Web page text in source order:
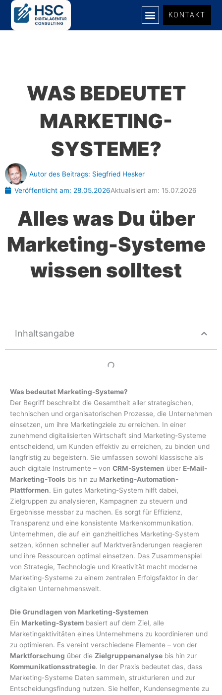
Zum
springen
KONTAKT
WAS BEDEUTET
MARKETING-
SYSTEME?
Autor des Beitrags: Siegfried Hesker
Veröffentlicht am: 28.05.2026Aktualisiert am: 15.07.2026
Alles was Du über
Marketing-Systeme
wissen solltest
Inhaltsangabe
Was bedeutet Marketing-Systeme?
Der Begriff beschreibt die Gesamtheit aller strategischen,
technischen und organisatorischen Prozesse, die Unternehmen
einsetzen, um ihre Marketingziele zu erreichen. In einer
zunehmend digitalisierten Wirtschaft sind Marketing-Systeme
entscheidend, um Kunden effektiv zu erreichen, zu binden und
langfristig zu begeistern. Sie umfassen sowohl klassische als
auch digitale Instrumente – von CRM-Systemen über E-Mail-
Marketing-Tools bis hin zu Marketing-Automation-
Plattformen. Ein gutes Marketing-System hilft dabei,
Zielgruppen zu analysieren, Kampagnen zu steuern und
Ergebnisse messbar zu machen. Es sorgt für Effizienz,
Transparenz und eine konsistente Markenkommunikation.
Unternehmen, die auf ein ganzheitliches Marketing-System
setzen, können schneller auf Marktveränderungen reagieren
und ihre Ressourcen optimal einsetzen. Das Zusammenspiel
von Strategie, Technologie und Kreativität macht moderne
Marketing-Systeme zu einem zentralen Erfolgsfaktor in der
digitalen Unternehmenswelt.
Die Grundlagen von Marketing-Systemen
Ein Marketing-System basiert auf dem Ziel, alle
Marketingaktivitäten eines Unternehmens zu koordinieren und
zu optimieren. Es vereint verschiedene Elemente – von der
Marktforschung über die Zielgruppenanalyse bis hin zur
Kommunikationsstrategie. In der Praxis bedeutet das, dass
Marketing-Systeme Daten sammeln, strukturieren und zur
Entscheidungsfindung nutzen. Sie helfen, Kundensegmente zu